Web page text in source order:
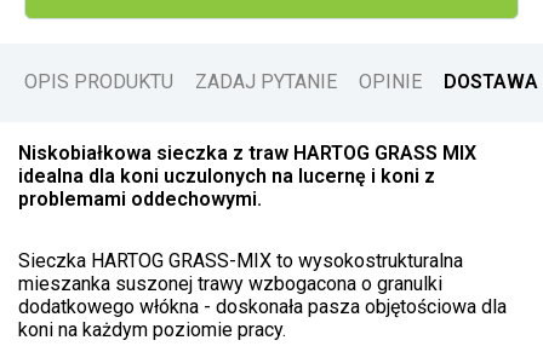
OPIS PRODUKTU ZADAJ PYTANIE OPINIE DOSTAWA
Niskobiałkowa sieczka z traw HARTOG GRASS MIX
idealna dla koni uczulonych na lucernę i koni z
problemami oddechowymi.
Sieczka HARTOG GRASS-MIX to wysokostrukturalna
mieszanka suszonej trawy wzbogacona o granulki
dodatkowego włókna - doskonała pasza objętościowa dla
koni na każdym poziomie pracy.